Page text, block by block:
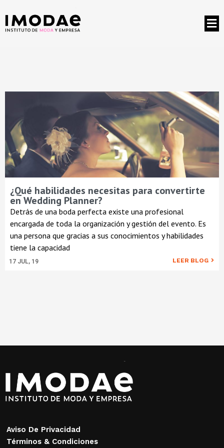
¿Qué habilidades necesitas para convertirte
en Wedding Planner?
17 JUL, 19
Detrás de una boda perfecta existe una profesional
encargada de toda la organización y gestión del evento. Es
una persona que gracias a sus conocimientos y habilidades
tiene la capacidad
LEER BLOG
Aviso De Privacidad
Términos & Condiciones